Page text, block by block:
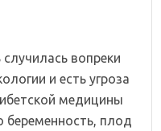
вопреки
и есть угроза
медицины
плод